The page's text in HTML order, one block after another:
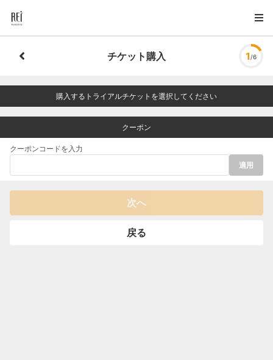
チケット購入 1 /6
購入するトライアルチケットを選択してください
クーポン
クーポンコードを入力
適用
次へ
戻る